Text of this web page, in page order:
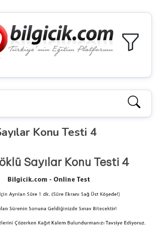
Konu Testi 4
Sayılar Konu Testi 4